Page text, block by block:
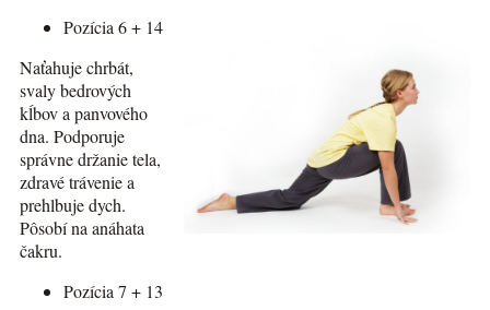
Pozícia 6 + 14
Naťahuje chrbát,
svaly bedrových
kĺbov a panvového
dna. Podporuje
správne držanie tela,
zdravé trávenie a
prehlbuje dych.
Pôsobí na anáhata
čakru.
Pozícia 7 + 13